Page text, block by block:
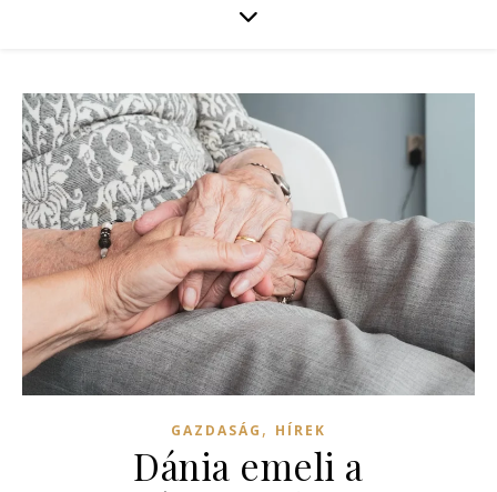
GAZDASÁG , HÍREK
Dánia emeli a